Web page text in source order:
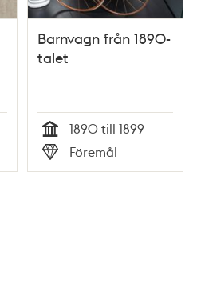
Barnvagn från 1890-
talet
Tid
1890 till 1899
Typ
Föremål